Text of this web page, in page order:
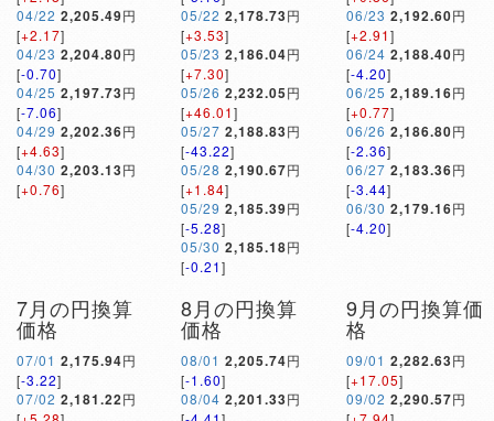
04/22 2,205.49円
[+2.17]
04/23 2,204.80円
[-0.70]
04/25 2,197.73円
[-7.06]
04/29 2,202.36円
[+4.63]
04/30 2,203.13円
[+0.76]
05/22 2,178.73円
[+3.53]
05/23 2,186.04円
[+7.30]
05/26 2,232.05円
[+46.01]
05/27 2,188.83円
[-43.22]
05/28 2,190.67円
[+1.84]
05/29 2,185.39円
[-5.28]
05/30 2,185.18円
[-0.21]
06/23 2,192.60円
[+2.91]
06/24 2,188.40円
[-4.20]
06/25 2,189.16円
[+0.77]
06/26 2,186.80円
[-2.36]
06/27 2,183.36円
[-3.44]
06/30 2,179.16円
[-4.20]
7月の円換算
価格
07/01 2,175.94円
[-3.22]
07/02 2,181.22円
8月の円換算
価格
08/01 2,205.74円
[-1.60]
08/04 2,201.33円
9月の円換算価
格
09/01 2,282.63円
[+17.05]
09/02 2,290.57円